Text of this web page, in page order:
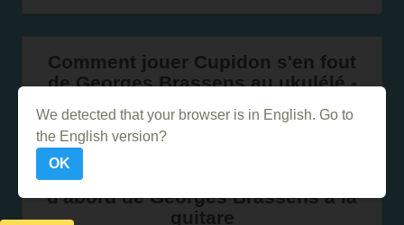
Comment jouer Cupidon s'en fout
de Georges Brassens au ukulélé -
Comment jouer Les copains
d'abord de Georges Brassens à la
guitare
We detected that your browser is in English. Go to
the English version?
OK